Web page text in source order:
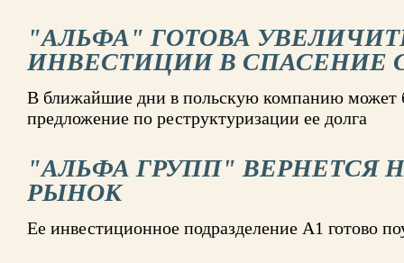
"АЛЬФА" ГОТОВА
ИНВЕСТИЦИИ В СПАСЕНИЕ
В ближайшие дни в польскую компанию может
предложение по реструктуризации ее долга
"АЛЬФА ГРУПП" ВЕРНЕТСЯ
РЫНОК
Ее инвестиционное подразделение А1 готово